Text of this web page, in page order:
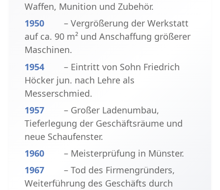
Waffen, Munition und Zubehör.
1950
– Vergrößerung der Werkstatt
auf ca. 90 m² und Anschaffung größerer
Maschinen.
1954
– Eintritt von Sohn Friedrich
Höcker jun. nach Lehre als
Messerschmied.
1957
– Großer Ladenumbau,
Tieferlegung der Geschäftsräume und
neue Schaufenster.
1960
– Meisterprüfung in Münster.
1967
– Tod des Firmengründers,
Weiterführung des Geschäfts durch